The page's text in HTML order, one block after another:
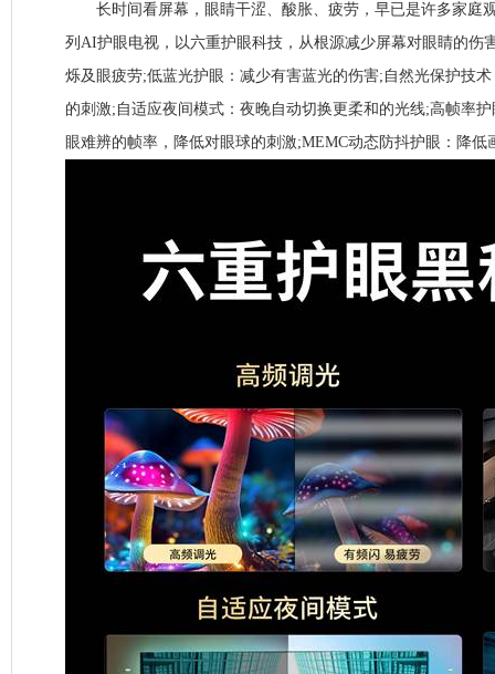
长时间看屏幕，眼睛干涩、酸胀、疲劳，早已是许多家庭观
列AI护眼电视，以六重护眼科技，从根源减少屏幕对眼睛的伤
烁及眼疲劳;低蓝光护眼：减少有害蓝光的伤害;自然光保护技
的刺激;自适应夜间模式：夜晚自动切换更柔和的光线;高帧率
眼难辨的帧率，降低对眼球的刺激;MEMC动态防抖护眼：降低